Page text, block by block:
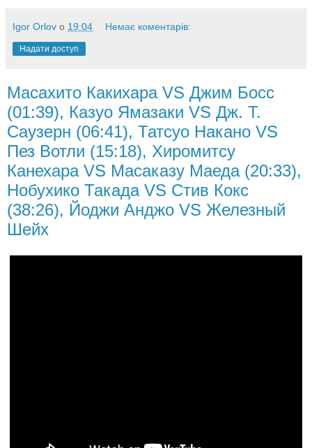
Igor Orlov о 19:04 Немає коментарів:
Надати доступ
Масахито Какихара VS Джим Босс
(01:39), Казуо Ямазаки VS Дж. Т.
Саузерн (06:41), Татсуо Накано VS
Пез Вотли (15:18), Хиромитсу
Канехара VS Масаказу Маеда (20:33),
Нобухико Такада VS Стив Кокс
(38:26), Йоджи Анджо VS Железный
Шейх